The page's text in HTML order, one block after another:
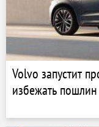
Volvo запустит
избежать пошлин